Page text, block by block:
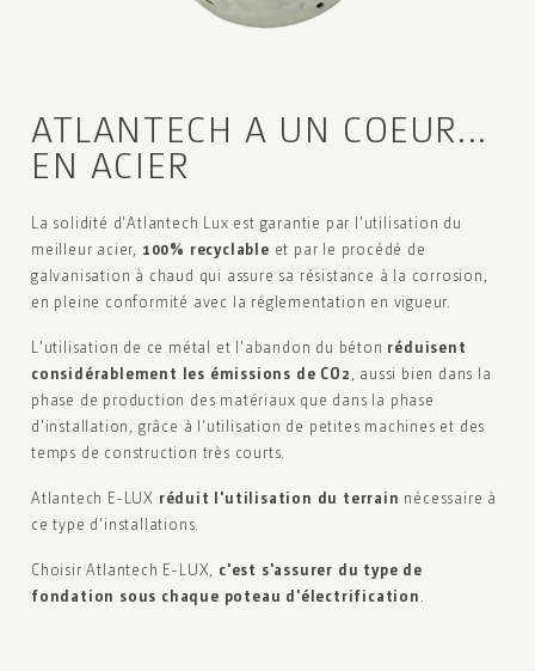
ATLANTECH A UN COEUR...
EN ACIER
La solidité d'Atlantech Lux est garantie par l'utilisation du
meilleur acier, 100% recyclable et par le procédé de
galvanisation à chaud qui assure sa résistance à la corrosion,
en pleine conformité avec la réglementation en vigueur.
L'utilisation de ce métal et l'abandon du béton réduisent
considérablement les émissions de CO2 , aussi bien dans la
phase de production des matériaux que dans la phase
d'installation, grâce à l'utilisation de petites machines et des
temps de construction très courts.
Atlantech E-LUX réduit l'utilisation du terrain nécessaire à
ce type d'installations.
Choisir Atlantech E-LUX, c'est s'assurer du type de
fondation sous chaque poteau d'électrification